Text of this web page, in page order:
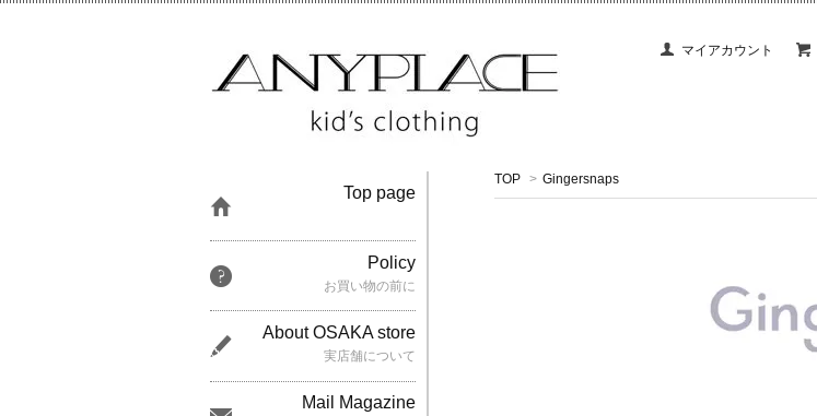
マイアカウント
TOP > Gingersnaps
Top page
Policy
お買い物の前に
About OSAKA store
実店舗について
Mail Magazine